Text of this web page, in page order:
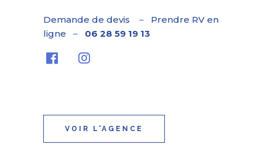
Demande de devis – Prendre RV en
ligne – 06 28 59 19 13
VOIR L'AGENCE